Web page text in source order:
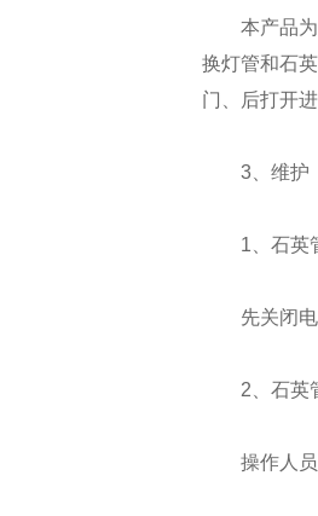
本产品为管
换灯管和石
门、后打开
3、维护
1、石英
先关闭电源
2、石英
操作人员不